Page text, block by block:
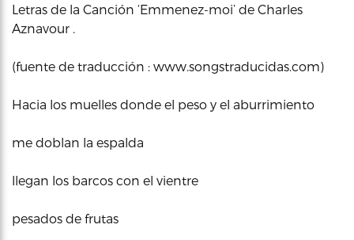
Letras de la Canción ‘Emmenez-moi’ de Charles
Aznavour .
(fuente de traducción : www.songstraducidas.com)
Hacia los muelles donde el peso y el aburrimiento
me doblan la espalda
llegan los barcos con el vientre
pesados de frutas